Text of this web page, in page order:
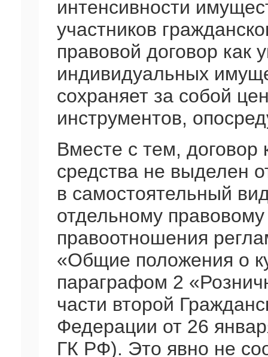
интенсивности
участников
правовой договор как
индивидуальных
сохраняет за собой
инструментов,
Вместе с тем, договор
средства не выделен
в самостоятельный
отдельному
правоотношения
«Общие положения о
параграфом 2
части второй
Федерации от 26
ГК РФ). Это явно не